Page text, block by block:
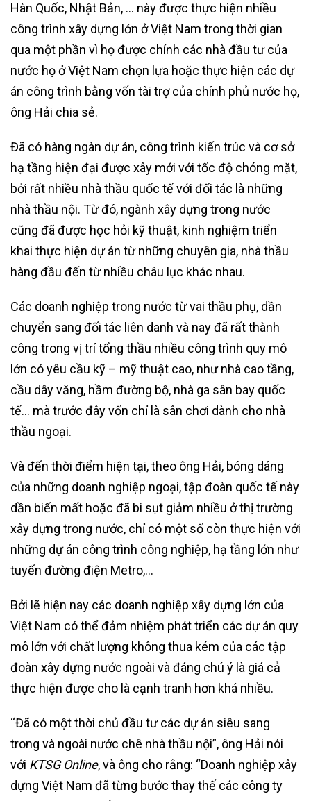
Hàn Quốc, Nhật Bản, … này được thực hiện nhiều
công trình xây dựng lớn ở Việt Nam trong thời gian
qua một phần vì họ được chính các nhà đầu tư của
nước họ ở Việt Nam chọn lựa hoặc thực hiện các dự
án công trình bằng vốn tài trợ của chính phủ nước họ,
ông Hải chia sẻ.
Đã có hàng ngàn dự án, công trình kiến trúc và cơ sở
hạ tầng hiện đại được xây mới với tốc độ chóng mặt,
bởi rất nhiều nhà thầu quốc tế với đối tác là những
nhà thầu nội. Từ đó, ngành xây dựng trong nước
cũng đã được học hỏi kỹ thuật, kinh nghiệm triển
khai thực hiện dự án từ những chuyên gia, nhà thầu
hàng đầu đến từ nhiều châu lục khác nhau.
Các doanh nghiệp trong nước từ vai thầu phụ, dần
chuyển sang đối tác liên danh và nay đã rất thành
công trong vị trí tổng thầu nhiều công trình quy mô
lớn có yêu cầu kỹ – mỹ thuật cao, như nhà cao tầng,
cầu dây văng, hầm đường bộ, nhà ga sân bay quốc
tế… mà trước đây vốn chỉ là sân chơi dành cho nhà
thầu ngoại.
Và đến thời điểm hiện tại, theo ông Hải, bóng dáng
của những doanh nghiệp ngoại, tập đoàn quốc tế này
dần biến mất hoặc đã bi sụt giảm nhiều ở thị trường
xây dựng trong nước, chỉ có một số còn thực hiện với
những dự án công trình công nghiệp, hạ tầng lớn như
tuyến đường điện Metro,…
Bởi lẽ hiện nay các doanh nghiệp xây dựng lớn của
Việt Nam có thể đảm nhiệm phát triển các dự án quy
mô lớn với chất lượng không thua kém của các tập
đoàn xây dựng nước ngoài và đáng chú ý là giá cả
thực hiện được cho là cạnh tranh hơn khá nhiều.
“Đã có một thời chủ đầu tư các dự án siêu sang
trong và ngoài nước chê nhà thầu nội”, ông Hải nói
với KTSG Online, và ông cho rằng: “Doanh nghiệp xây
dựng Việt Nam đã từng bước thay thế các công ty